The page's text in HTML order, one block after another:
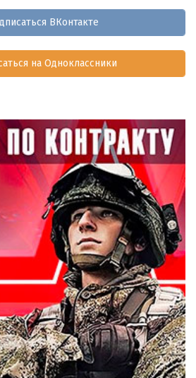
ВКонтакте
на Одноклассники